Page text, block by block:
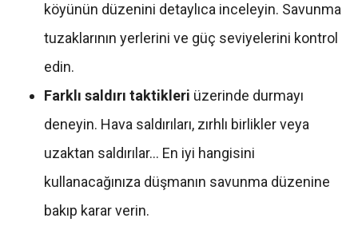
köyünün düzenini detaylıca inceleyin. Savunma
tuzaklarının yerlerini ve güç seviyelerini kontrol
edin.
Farklı saldırı taktikleri üzerinde durmayı
deneyin. Hava saldırıları, zırhlı birlikler veya
uzaktan saldırılar… En iyi hangisini
kullanacağınıza düşmanın savunma düzenine
bakıp karar verin.